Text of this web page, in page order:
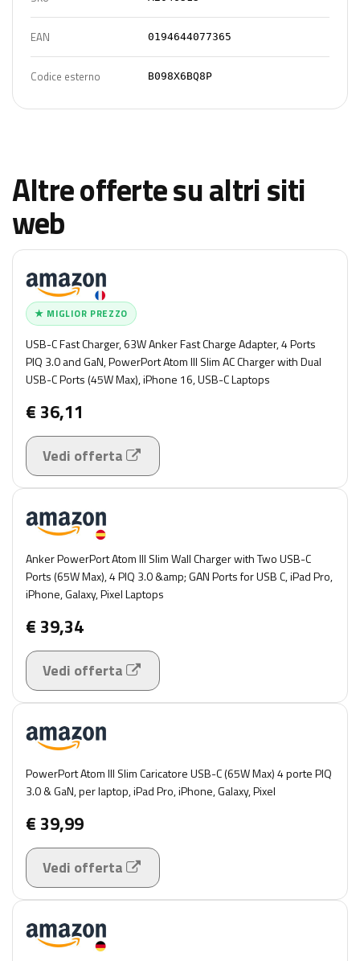
EAN 0194644077365
Codice esterno B098X6BQ8P
Altre offerte su altri siti
web
★ MIGLIOR PREZZO
USB-C Fast Charger, 63W Anker Fast Charge Adapter, 4 Ports
PIQ 3.0 and GaN, PowerPort Atom III Slim AC Charger with Dual
USB-C Ports (45W Max), iPhone 16, USB-C Laptops
€ 36,11
Vedi offerta
Anker PowerPort Atom III Slim Wall Charger with Two USB-C
Ports (65W Max), 4 PIQ 3.0 &amp; GAN Ports for USB C, iPad Pro,
iPhone, Galaxy, Pixel Laptops
€ 39,34
Vedi offerta
PowerPort Atom III Slim Caricatore USB-C (65W Max) 4 porte PIQ
3.0 & GaN, per laptop, iPad Pro, iPhone, Galaxy, Pixel
€ 39,99
Vedi offerta